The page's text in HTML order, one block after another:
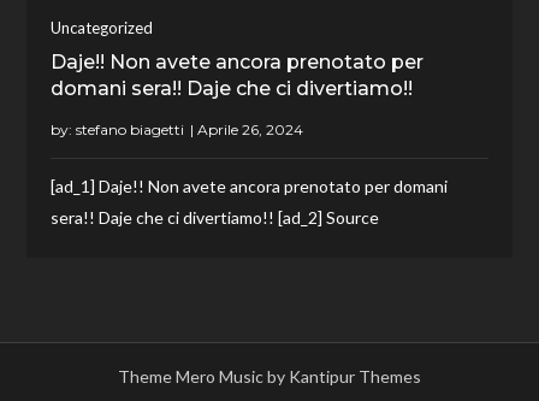
Uncategorized
Daje!! Non avete ancora prenotato per
domani sera!! Daje che ci divertiamo!!
by:stefano biagetti
[ad_1] Daje!! Non avete ancora prenotato per domani
sera!! Daje che ci divertiamo!! [ad_2] Source
Theme Mero Music by Kantipur Themes